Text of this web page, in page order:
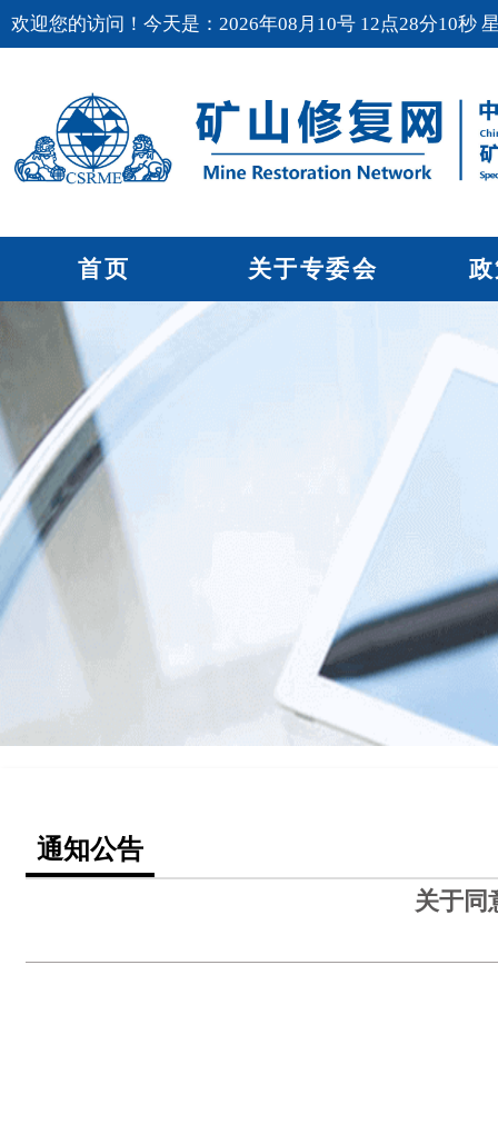
欢迎您的访问！今天是：2026年08月10号 12点28分11秒
首页 关于专委会
通知公告
关于同